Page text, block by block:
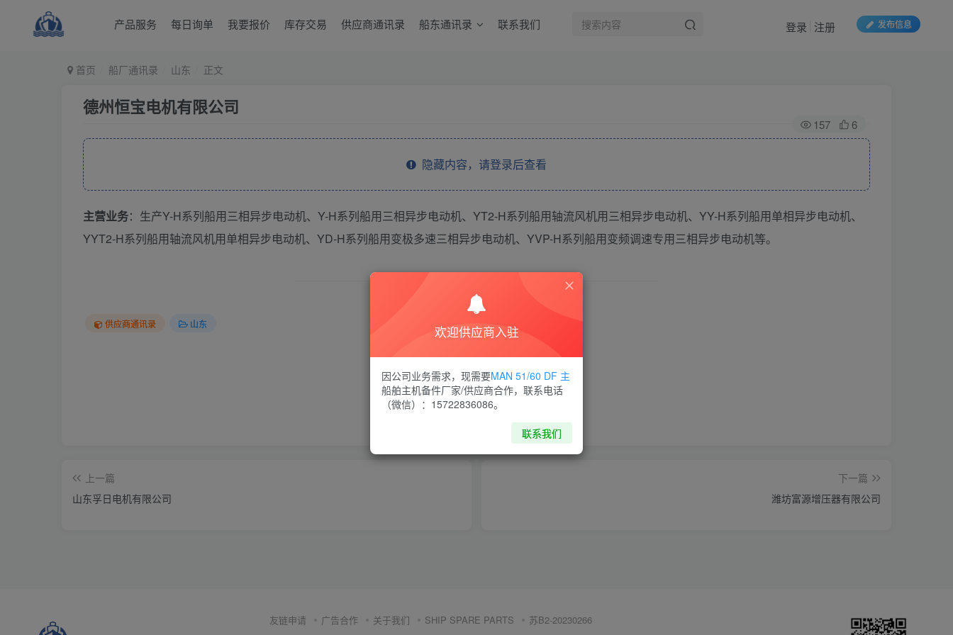
产品服务 每日询单 我要报价 库存交易 供应商通讯录 船东通讯录 联系我们 发布信息
登录 注册
首页 船厂通讯录 山东 正文
德州恒宝电机有限公司
157 6
隐藏内容，请登录后查看
主营业务：生产Y-H系列船用三相异步电动机、Y-H系列船用三相异步电动机、YT2-H系列船用轴流风机用三相异步电动机、YY-H系列船用单相异步电动机、
YYT2-H系列船用轴流风机用单相异步电动机、YD-H系列船用变极多速三相异步电动机、YVP-H系列船用变频调速专用三相异步电动机等。
供应商通讯录 山东
收藏
上一篇
山东孚日电机有限公司
下一篇
潍坊富源增压器有限公司
友链申请 广告合作 关于我们 SHIP SPARE PARTS 苏B2-20230266
欢迎供应商入驻
因公司业务需求，现需要MAN 51/60 DF 主
船舶主机备件厂家/供应商合作，联系电话
（微信）：15722836086。
联系我们